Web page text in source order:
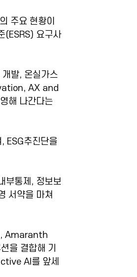
주요 현황이
(ESRS) 요구사
발, 온실가스
AX and
해 나간다는
ESG추진단을
부통제, 정보보
서약을 마쳐
Amaranth
을 결합해 기
AI를 앞세